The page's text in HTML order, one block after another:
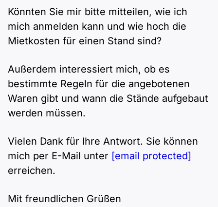
Könnten Sie mir bitte mitteilen, wie ich
mich anmelden kann und wie hoch die
Mietkosten für einen Stand sind?
Außerdem interessiert mich, ob es
bestimmte Regeln für die angebotenen
Waren gibt und wann die Stände aufgebaut
werden müssen.
Vielen Dank für Ihre Antwort. Sie können
mich per E-Mail unter [email protected]
erreichen.
Mit freundlichen Grüßen